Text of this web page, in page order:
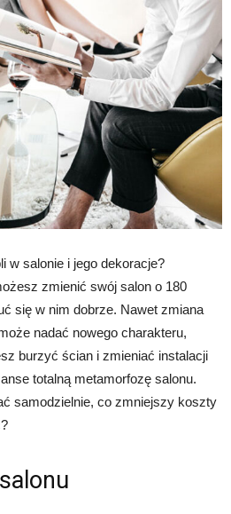
w salonie i jego dekoracje?
zmienić swój salon o 180
się w nim dobrze. Nawet zmiana
nadać nowego charakteru,
burzyć ścian i zmieniać instalacji
totalną metamorfozę salonu.
samodzielnie, co zmniejszy koszty